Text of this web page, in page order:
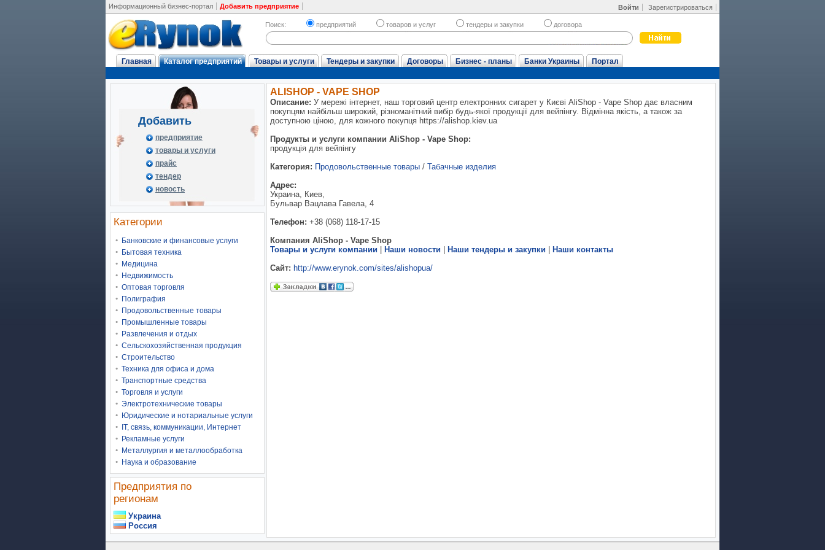
Войти Зарегистрироваться
Информационный бизнес-портал Добавить предприятие
Поиск: предприятий товаров и услуг тендеры и закупки договора
Главная Каталог предприятий Товары и услуги Тендеры и закупки Договоры Бизнес - планы Банки Украины Портал
Добавить
предприятие
товары и услуги
прайс
тендер
новость
Категории
Банковские и финансовые услуги
Бытовая техника
Медицина
Недвижимость
Оптовая торговля
Полиграфия
Продовольственные товары
Промышленные товары
Развлечения и отдых
Сельскохозяйственная продукция
Строительство
Техника для офиса и дома
Транспортные средства
Торговля и услуги
Электротехнические товары
Юридические и нотариальные услуги
IT, связь, коммуникации, Интернет
Рекламные услуги
Металлургия и металлообработка
Наука и образование
Предприятия по
регионам
Украина
Россия
ALISHOP - VAPE SHOP
Описание: У мережі інтернет, наш торговий центр електронних сигарет у Києві AliShop - Vape Shop дає власним
покупцям найбільш широкий, різноманітний вибір будь-якої продукції для вейпінгу. Відмінна якість, а також за
доступною ціною, для кожного покупця https://alishop.kiev.ua
Продукты и услуги компании AliShop - Vape Shop:
продукція для вейпінгу
Категория: Продовольственные товары / Табачные изделия
Адрес:
Украина, Киев,
Бульвар Вацлава Гавела, 4
Телефон: +38 (068) 118-17-15
Компания AliShop - Vape Shop
Товары и услуги компании
Наши новости Наши тендеры и закупки
Наши контакты
Сайт: http://www.erynok.com/sites/alishopua/